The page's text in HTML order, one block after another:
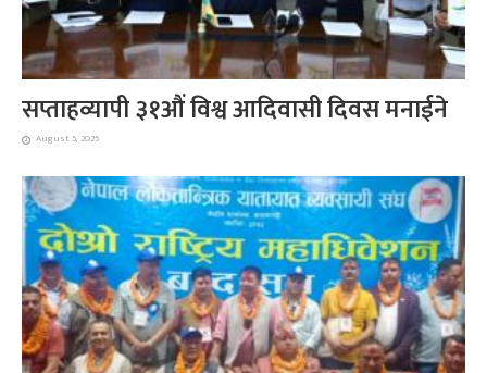
सप्ताहव्यापी ३१औं विश्व आदिवासी दिवस मनाईने
August 5, 2025